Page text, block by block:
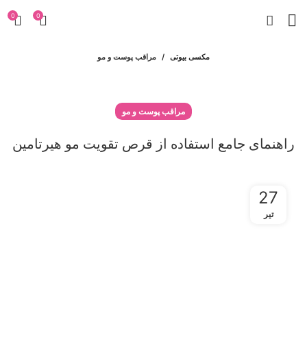
0
0
مکسی بیوتی مراقب پوست و مو
مراقب پوست و مو
راهنمای جامع استفاده از قرص تقویت مو هیرتامین
27
تیر